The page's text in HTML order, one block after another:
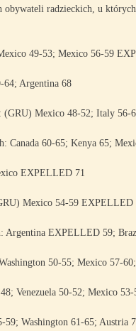
radzieckich, u
49-53; Mexico 56-59
Argentina 68
Mexico 48-52; Italy 56-
Canada 60-65; Kenya 65;
EXPELLED 71
Mexico 54-59 EXPELLED
Argentina EXPELLED 59;
50-55; Mexico 57-60;
Venezuela 50-52; Mexico
Washington 61-65; Austria